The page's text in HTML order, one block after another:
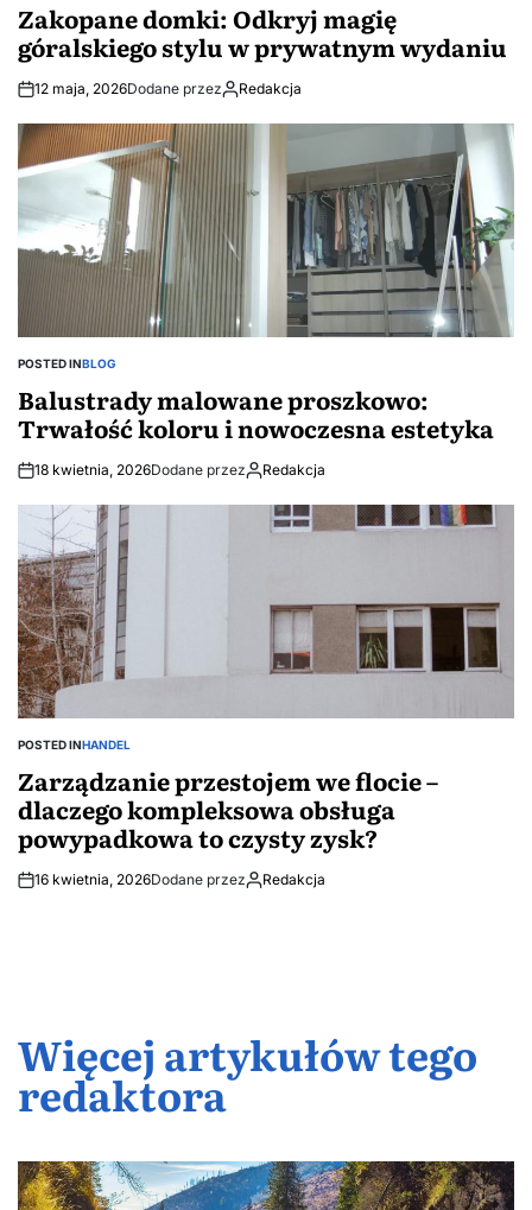
Zakopane domki: Odkryj magię
góralskiego stylu w prywatnym wydaniu
12 maja, 2026Dodane przez Redakcja
POSTED INBLOG
Balustrady malowane proszkowo:
Trwałość koloru i nowoczesna estetyka
18 kwietnia, 2026Dodane przez Redakcja
POSTED INHANDEL
Zarządzanie przestojem we flocie –
dlaczego kompleksowa obsługa
powypadkowa to czysty zysk?
16 kwietnia, 2026Dodane przez Redakcja
Więcej artykułów tego
redaktora